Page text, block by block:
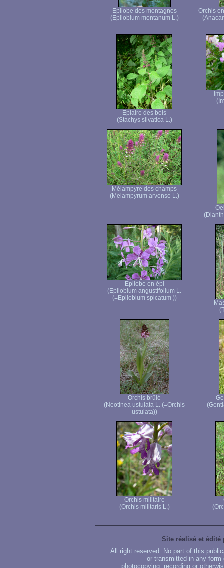
Epilobe des montagnes
(Epilobium montanum L.)
Orchis
Epiaire des bois
(Stachys silvatica L.)
Mélampyre des champs
(Melampyrum arvense L.)
Epilobe en épi
(Epilobium angustifolium L.
(=Epilobium spicatum ))
Orchis brûlé
(Neotinea ustulata L. (=Orchis
ustulata))
Orchis militaire
(Orchis militaris L.)
Site réalisé et édité
All right reserved. No part of this
or transmitted in any
photocopying, recording or